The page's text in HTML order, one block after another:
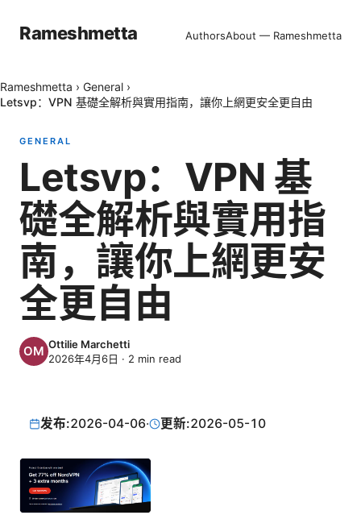
Rameshmetta AuthorsAbout — Rameshmetta
Rameshmetta › General ›
Letsvp：VPN 基礎全解析與實用指南，讓你上網更安全更自由
GENERAL
Letsvp：VPN 基
礎全解析與實用指
南，讓你上網更安
全更自由
Ottilie Marchetti
2026年4月6日 · 2 min read
发布:2026-04-06· 更新:2026-05-10